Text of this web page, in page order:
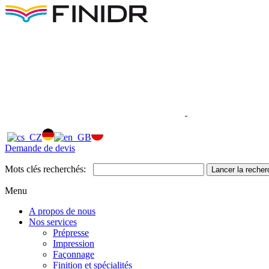
Demande de devis
Mots clés recherchés: Lancer la
Menu
A propos de nous
Nos services
Prépresse
Impression
Façonnage
Finition et spécialités